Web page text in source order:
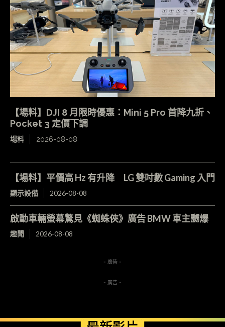
【場料】DJI 8 月限時優惠：Mini 5 Pro 首降九折、
Pocket 3 定價下調
場料 2026-08-08
【場料】平價高 Hz 有升降 LG 雙吋數 Gaming 入門
顯示設備 2026-08-08
啟動車輛螢幕驚見《蜘蛛俠》廣告 BMW 車主嬲爆
趣聞 2026-08-08
- 廣告 -
- 廣告 -